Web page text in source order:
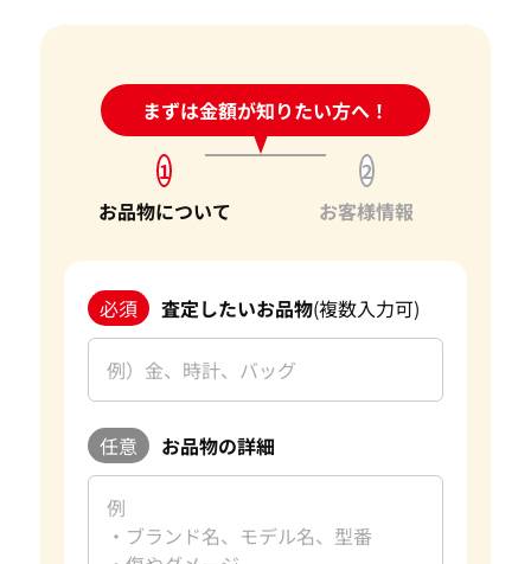
まずは金額が知りたい方へ！
24時間受付中!問い合わせフォーム
1
お品物について
2
お客様情報
必須 査定したいお品物(複数入力可)
任意 お品物の詳細